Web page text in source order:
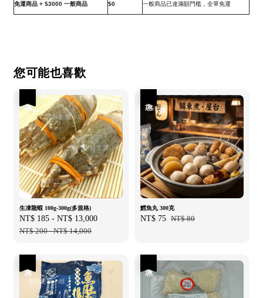
免運商品 + $3000 一般商品 $0 一般商品已達滿額門檻，全單免運
您可能也喜歡
生凍龍蝦 100g-300g(多規格)
Sale
price
NT$ 185 - NT$ 13,000
NT$ 200-NT$ 14,000
鱈魚丸 300克
Sale
NT$ 75 Regular
NT$ 80